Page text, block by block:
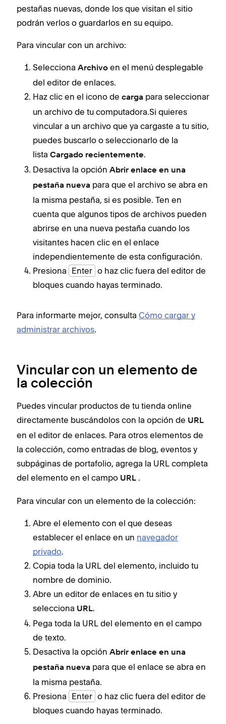
pestañas nuevas, donde los que visitan el sitio
podrán verlos o guardarlos en su equipo.
Para vincular con un archivo:
Selecciona Archivo en el menú desplegable
del editor de enlaces.
Haz clic en el icono de carga para seleccionar
un archivo de tu computadora.Si quieres
vincular a un archivo que ya cargaste a tu sitio,
puedes buscarlo o seleccionarlo de la
lista Cargado recientemente.
Desactiva la opción Abrir enlace en una
pestaña nueva para que el archivo se abra en
la misma pestaña, si es posible. Ten en
cuenta que algunos tipos de archivos pueden
abrirse en una nueva pestaña cuando los
visitantes hacen clic en el enlace
independientemente de esta configuración.
Presiona Enter o haz clic fuera del editor de
bloques cuando hayas terminado.
Para informarte mejor, consulta Cómo cargar y
administrar archivos.
Vincular con un elemento de
la colección
Puedes vincular productos de tu tienda online
directamente buscándolos con la opción de URL
en el editor de enlaces. Para otros elementos de
la colección, como entradas de blog, eventos y
subpáginas de portafolio, agrega la URL completa
del elemento en el campo URL .
Para vincular con un elemento de la colección:
Abre el elemento con el que deseas
establecer el enlace en un navegador
privado.
Copia toda la URL del elemento, incluido tu
nombre de dominio.
Abre un editor de enlaces en tu sitio y
selecciona URL.
Pega toda la URL del elemento en el campo
de texto.
Desactiva la opción Abrir enlace en una
pestaña nueva para que el enlace se abra en
la misma pestaña.
Presiona Enter o haz clic fuera del editor de
bloques cuando hayas terminado.